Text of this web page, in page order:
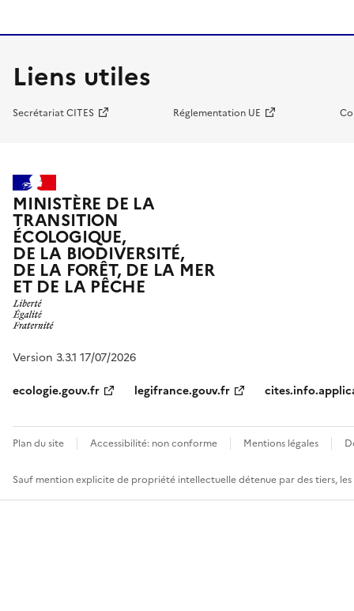
Liens utiles
Secrétariat CITES Réglementation UE
MINISTÈRE DE LA
TRANSITION
ÉCOLOGIQUE,
DE LA BIODIVERSITÉ,
DE LA FORÊT, DE LA MER
ET DE LA PÊCHE
Version 3.3.1 17/07/2026
ecologie.gouv.fr
legifrance.gouv.fr
Plan du site Accessibilité: non conforme Mentions légales
Sauf mention explicite de propriété intellectuelle détenue par des tiers,